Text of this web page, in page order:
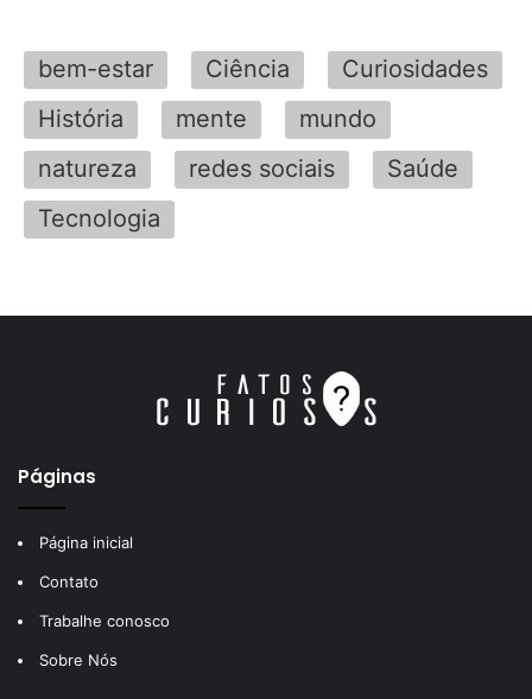
bem-estar Ciência
Curiosidades
História
mente
mundo
natureza
redes sociais
Saúde
Tecnologia
Páginas
Página inicial
Contato
Trabalhe conosco
Sobre Nós